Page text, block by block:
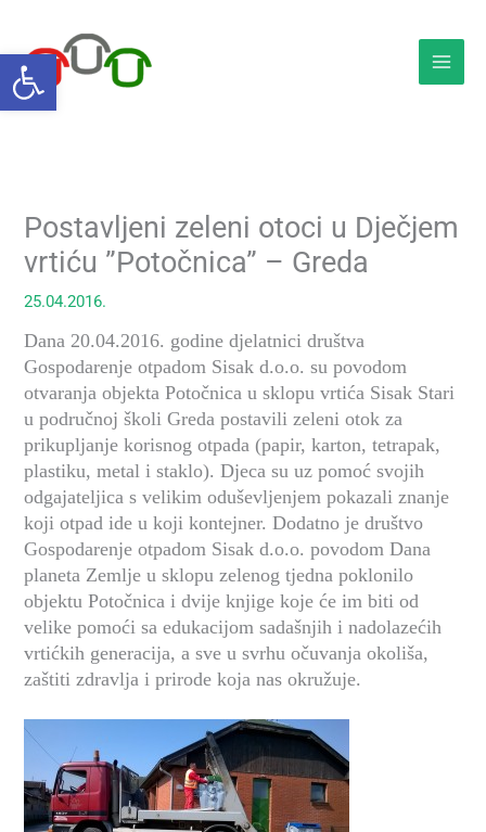
Open toolbar
content
Postavljeni zeleni otoci u Dječjem
vrtiću ”Potočnica” – Greda
25.04.2016.
Dana 20.04.2016. godine djelatnici društva
Gospodarenje otpadom Sisak d.o.o. su povodom
otvaranja objekta Potočnica u sklopu vrtića Sisak Stari
u područnoj školi Greda postavili zeleni otok za
prikupljanje korisnog otpada (papir, karton, tetrapak,
plastiku, metal i staklo). Djeca su uz pomoć svojih
odgajateljica s velikim oduševljenjem pokazali znanje
koji otpad ide u koji kontejner. Dodatno jedruštvo
Gospodarenje otpadom Sisak d.o.o. povodom Dana
planeta Zemlje u sklopu zelenog tjedna poklonilo
objektu Potočnica i dvije knjige koje će im biti od
velike pomoći sa edukacijom sadašnjih i nadolazećih
vrtićkih generacija, a sve u svrhu očuvanja okoliša,
zaštiti zdravlja i prirode koja nas okružuje.